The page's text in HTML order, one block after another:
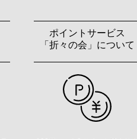
ポイントサービス
「折々の会」について